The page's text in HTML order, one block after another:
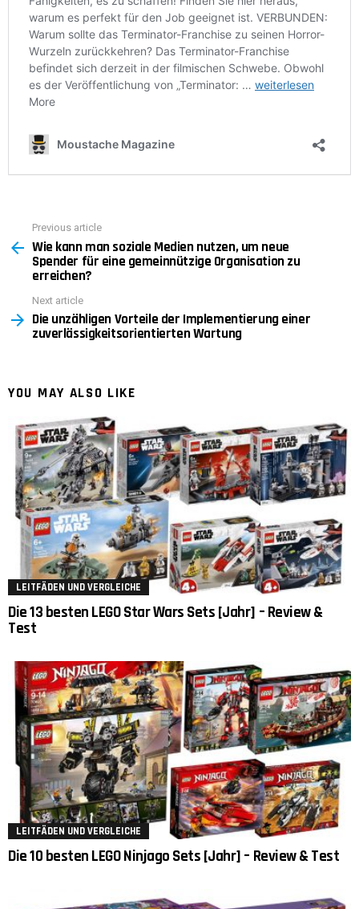
more
Previous article
Wie kann man soziale Medien nutzen, um neue
Spender für eine gemeinnützige Organisation zu
erreichen?
Next article
Die unzähligen Vorteile der Implementierung einer
zuverlässigkeitsorientierten Wartung
YOU MAY ALSO LIKE
LEITFÄDEN UND VERGLEICHE
Die 13 besten LEGO Star Wars Sets [Jahr] – Review &
Test
LEITFÄDEN UND VERGLEICHE
Die 10 besten LEGO Ninjago Sets [Jahr] – Review & Test